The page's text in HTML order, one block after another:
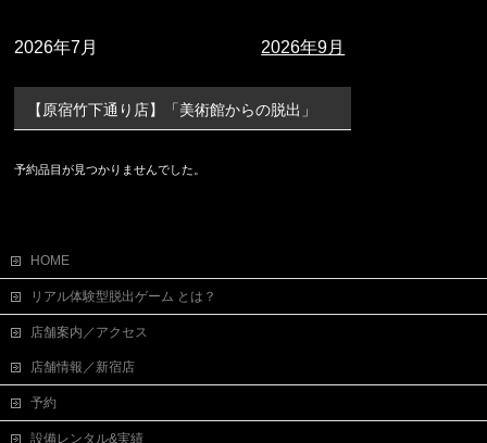
2026年7月 2026年9月
【原宿竹下通り店】「美術館からの脱出」
予約品目が見つかりませんでした。
HOME
リアル体験型脱出ゲーム とは？
店舗案内／アクセス
店舗情報／新宿店
予約
設備レンタル&実績